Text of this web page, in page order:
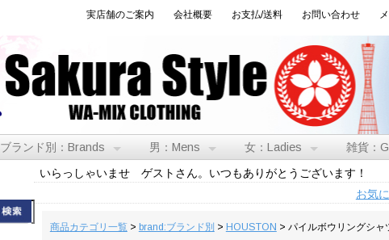
実店舗のご案内 会社概要 お支払/送料 お問い合わせ
ブランド別：Brands 男：Mens 女：Ladies 雑貨：
いらっしゃいませ ゲストさん。いつもありがとうございます！
お気
商品カテゴリ一覧> brand:ブランド別 > HOUSTON > パイルボウリングシ